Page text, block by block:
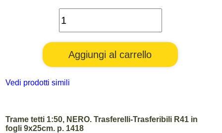
Vedi prodotti simili
Trame tetti 1:50, NERO. Trasferelli-Trasferibili R41 in
fogli 9x25cm. p. 1418